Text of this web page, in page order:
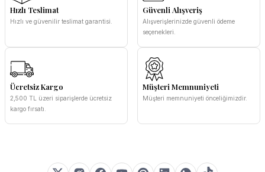
Hızlı Teslimat
Hızlı ve güvenilir teslimat garantisi.
Güvenli Alışveriş
Alışverişlerinizde güvenli ödeme
seçenekleri.
Ücretsiz Kargo
2,500 TL üzeri siparişlerde ücretsiz
kargo fırsatı.
Müşteri Memnuniyeti
Müşteri memnuniyeti önceliğimizdir.